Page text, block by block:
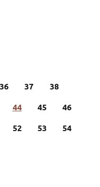
36 37
38
44 45
46
52 53
54